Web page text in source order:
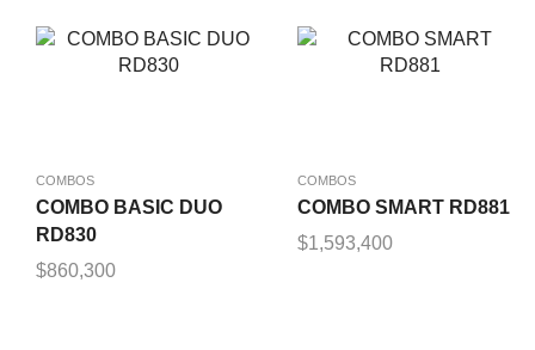
COMBOS
COMBO BASIC DUO
RD830
$860,300
COMBOS
COMBO SMART RD881
$1,593,400